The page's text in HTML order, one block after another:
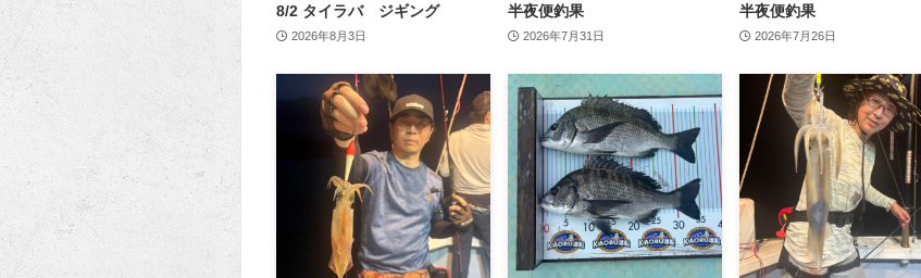
8/2 タイラバ ジギング
2026年8月3日
半夜便釣果
2026年7月31日
半夜便釣果
2026年7月26日